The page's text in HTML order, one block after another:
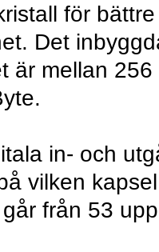
för bättre
Det
är mellan
in- och
vilken
från 53